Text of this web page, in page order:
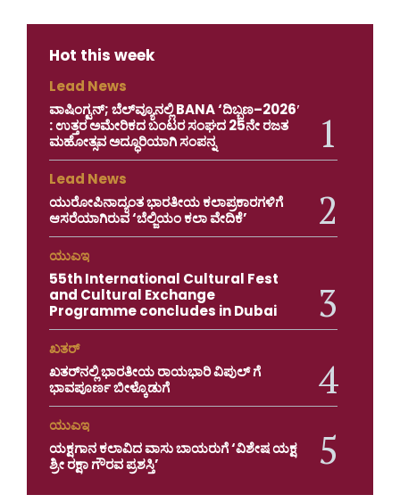
Hot this week
Lead News
ವಾಷಿಂಗ್ಟನ್; ಬೆಲ್‌ವ್ಯೂನಲ್ಲಿ BANA ‘ದಿಬ್ಬಣ–2026′
: ಉತ್ತರ ಅಮೇರಿಕದ ಬಂಟರ ಸಂಘದ 25ನೇ ರಜತ
ಮಹೋತ್ಸವ ಅದ್ಧೂರಿಯಾಗಿ ಸಂಪನ್ನ
Lead News
ಯುರೋಪಿನಾದ್ಯಂತ ಭಾರತೀಯ ಕಲಾಪ್ರಕಾರಗಳಿಗೆ
ಆಸರೆಯಾಗಿರುವ ‘ಬೆಲ್ಜಿಯಂ ಕಲಾ ವೇದಿಕೆ’
ಯುಎಇ
55th International Cultural Fest
and Cultural Exchange
Programme concludes in Dubai
ಖತರ್
ಖತರ್‌ನಲ್ಲಿ ಭಾರತೀಯ ರಾಯಭಾರಿ ವಿಪುಲ್ ಗೆ
ಭಾವಪೂರ್ಣ ಬೀಳ್ಕೊಡುಗೆ
ಯುಎಇ
ಯಕ್ಷಗಾನ ಕಲಾವಿದ ವಾಸು ಬಾಯರುಗೆ ‘ವಿಶೇಷ ಯಕ್ಷ
ಶ್ರೀ ರಕ್ಷಾ ಗೌರವ ಪ್ರಶಸ್ತಿ’